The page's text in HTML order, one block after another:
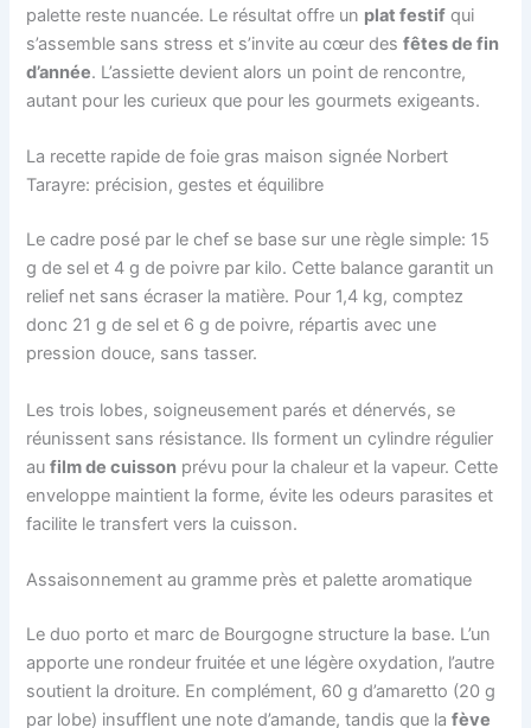
palette reste nuancée. Le résultat offre un plat festif qui
s’assemble sans stress et s’invite au cœur desfêtes de fin
d’année. L’assiette devient alors un point de rencontre,
autant pour les curieux que pour les gourmets exigeants.
La recette rapide de foie gras maison signée Norbert
Tarayre: précision, gestes et équilibre
Le cadre posé par le chef se base sur une règle simple: 15
g de sel et 4 g de poivre par kilo. Cette balance garantit un
relief net sans écraser la matière. Pour 1,4 kg, comptez
donc 21 g de sel et 6 g de poivre, répartis avec une
pression douce, sans tasser.
Les trois lobes, soigneusement parés et dénervés, se
réunissent sans résistance. Ils forment un cylindre régulier
aufilm de cuisson prévu pour la chaleur et la vapeur. Cette
enveloppe maintient la forme, évite les odeurs parasites et
facilite le transfert vers la cuisson.
Assaisonnement au gramme près et palette aromatique
Le duo porto et marc de Bourgogne structure la base. L’un
apporte une rondeur fruitée et une légère oxydation, l’autre
soutient la droiture. En complément, 60 g d’amaretto (20 g
par lobe) insufflent une note d’amande, tandis que lafève